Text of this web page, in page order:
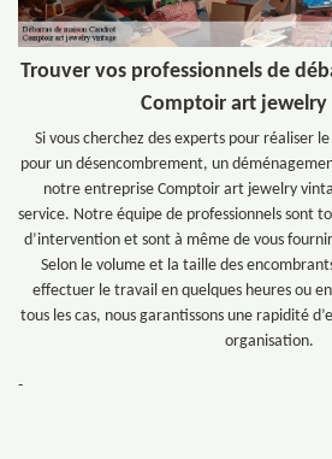
Trouver vos professionnels de
Comptoir art jewelry
Si vous cherchez des experts pour réaliser
pour un désencombrement, un
notre entreprise Comptoir art jewelry
service. Notre équipe de professionnels sont
d’intervention et sont à même de vous
Selon le volume et la taille des
effectuer le travail en quelques heures ou
tous les cas, nous garantissons une rapidité
organisation.
-